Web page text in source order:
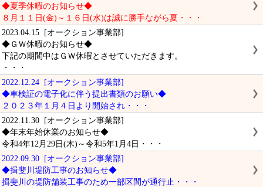
◆夏季休暇のお知らせ◆
８月１１日(金)～１６日(水)は誠に勝手ながら夏・・・
2023.04.15 [オークション事業部]
◆ＧＷ休暇のお知らせ◆
下記の期間中はＧＷ休暇とさせていただきます。
・・・
2022.12.24 [オークション事業部]
◆車検証の電子化に伴う提出書類のお願い◆
２０２３年１月４日より開始され・・・
2022.11.30 [オークション事業部]
◆年末年始休業のお知らせ◆
令和4年12月29日(木)～令和5年1月4日・・・
2022.09.30 [オークション事業部]
◆揖斐川堤防工事のお知らせ◆
揖斐川の堤防舗装工事のため一部区間が通行止・・・